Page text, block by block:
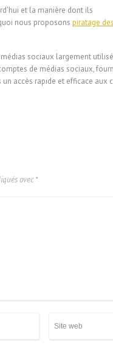
et la manière dont ils
nous proposons piratage
sociaux largement
de médias sociaux,
accès rapide et efficace aux
avec*